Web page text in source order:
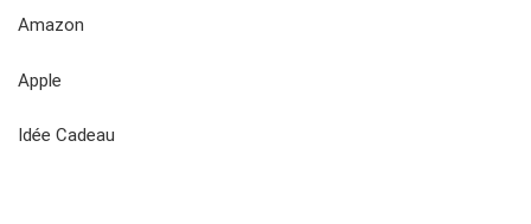
Amazon
Apple
Idée Cadeau